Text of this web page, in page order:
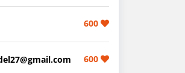
600
600